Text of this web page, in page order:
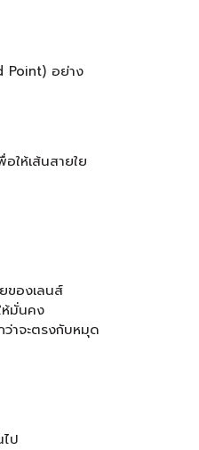
Point) อย่าง
ให้เส้นสายใย
ของเลนส์
มั่นคง
าจะตรงกับหมุด
ป